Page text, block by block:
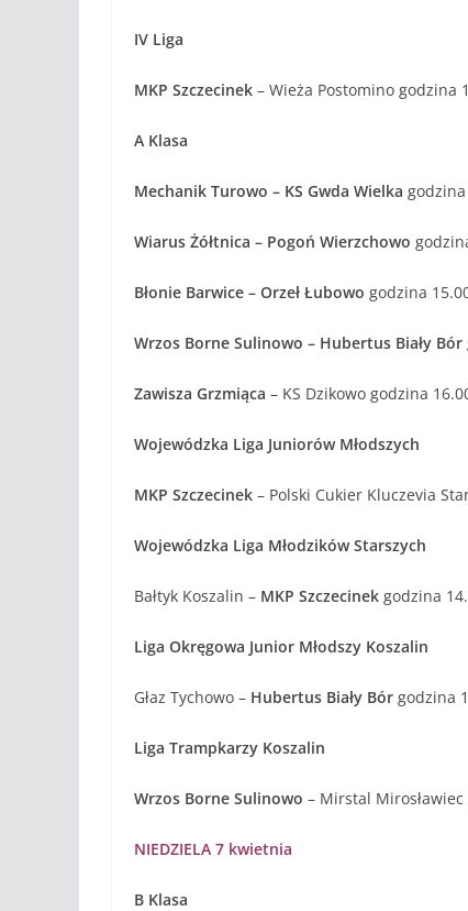
IV Liga
MKP Szczecinek – Wieża Postomino godzina
A Klasa
Mechanik Turowo – KS Gwda Wielka
Wiarus Żółtnica – Pogoń Wierzchowo
Błonie Barwice – Orzeł Łubowo godzina
Wrzos Borne Sulinowo – Hubertus Biały Bór
Zawisza Grzmiąca – KS Dzikowo godzina
Wojewódzka Liga Juniorów Młodszych
MKP Szczecinek – Polski Cukier Kluczevia
Wojewódzka Liga Młodzików Starszych
Bałtyk Koszalin – MKP Szczecinek godzina
Liga Okręgowa Junior Młodszy Koszalin
Głaz Tychowo – Hubertus Biały Bór godzina
Liga Trampkarzy Koszalin
Wrzos Borne Sulinowo – Mirstal
NIEDZIELA 7 kwietnia
B Klasa